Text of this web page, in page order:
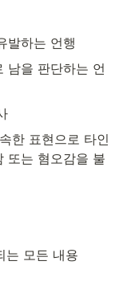
발하는 언행
남을 판단하는 언
한 표현으로 타인
또는 혐오감을 불
는 모든 내용